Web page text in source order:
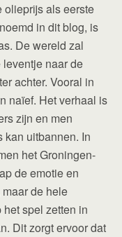
olieprijs als eerste
in dit blog, is
De wereld zal
naar de
achter. Vooral in
naïef. Het verhaal is
zijn en men
kan uitbannen. In
het Groningen-
de emotie en
de hele
spel zetten in
Dit zorgt ervoor dat